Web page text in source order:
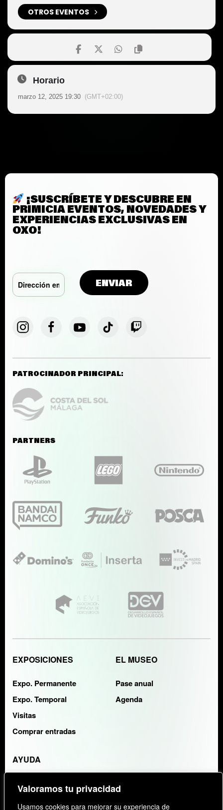
Valoramos tu privacidad
Usamos cookies para mejorar su experiencia de
OTROS EVENTOS
Horario
marzo 12, 2025 19:30 (GMT+02:00)
¡SUSCRÍBETE Y DESCUBRE EN
PRIMICIA EVENTOS, NOVEDADES Y
EXPERIENCIAS EXCLUSIVAS EN
OXO!
PATROCINADOR PRINCIPAL:
PARTNERS
EXPOSICIONES
Expo. Permanente
Expo. Temporal
Visitas
Comprar entradas
EL MUSEO
Pase anual
Agenda
AYUDA
Contacto